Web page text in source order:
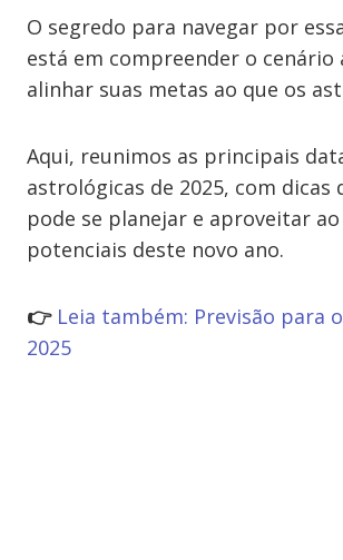
O segredo para navegar por
está em compreender o cenário
alinhar suas metas ao que os
Aqui, reunimos as principais
astrológicas de 2025, com dicas
pode se planejar e aproveitar
potenciais deste novo ano.
👉 Leia também: Previsão para
2025